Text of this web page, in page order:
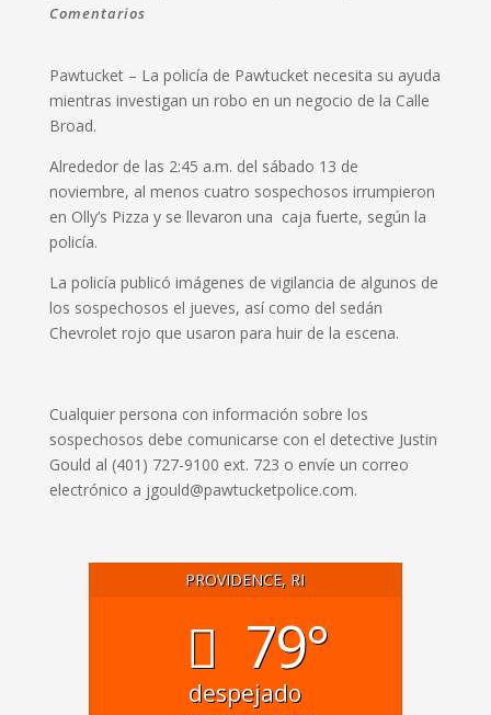
Comentarios
Pawtucket – La policía de Pawtucket necesita su ayuda
mientras investigan un robo en un negocio de la Calle
Broad.
Alrededor de las 2:45 a.m. del sábado 13 de
noviembre, al menos cuatro sospechosos irrumpieron
en Olly’s Pizza y se llevaron una caja fuerte, según la
policía.
La policía publicó imágenes de vigilancia de algunos de
los sospechosos el jueves, así como del sedán
Chevrolet rojo que usaron para huir de la escena.
Cualquier persona con información sobre los
sospechosos debe comunicarse con el detective Justin
Gould al (401) 727-9100 ext. 723 o envíe un correo
electrónico a jgould@pawtucketpolice.com.
PROVIDENCE, RI
79°
despejado